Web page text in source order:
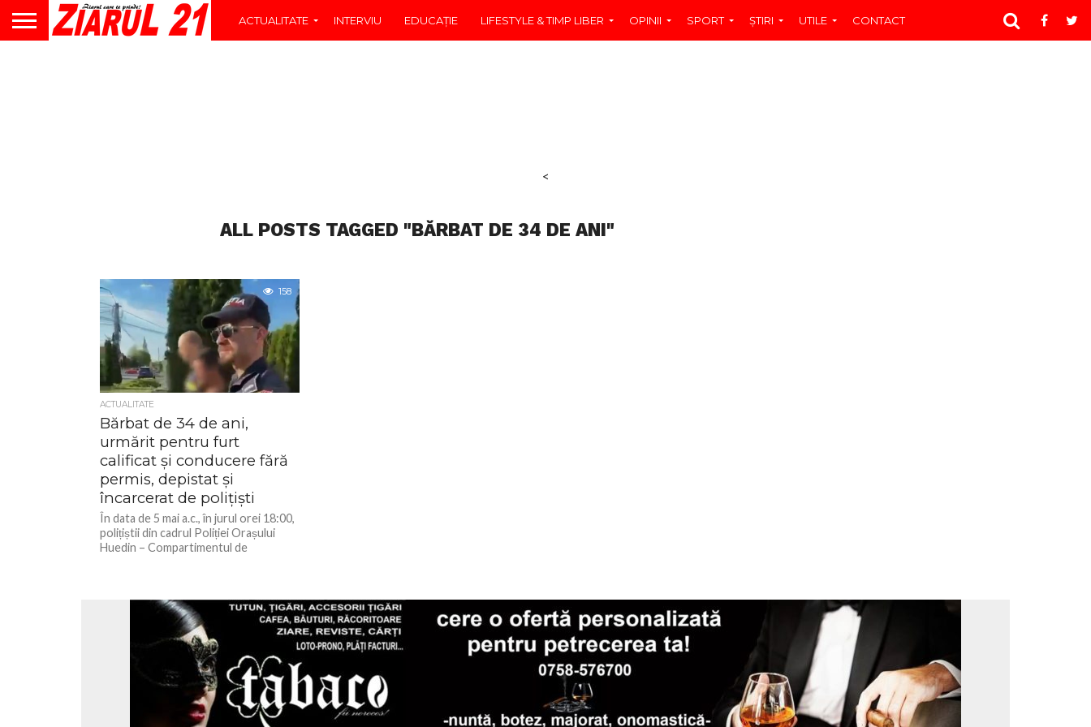
ACTUALITATE INTERVIU EDUCAŢIE LIFESTYLE & TIMP LIBER OPINII SPORT ŞTIRI UTILE CONTACT
<
ALL POSTS TAGGED "BĂRBAT DE 34 DE ANI"
158
ACTUALITATE
Bărbat de 34 de ani,
urmărit pentru furt
calificat și conducere fără
permis, depistat și
încarcerat de polițiști
În data de 5 mai a.c., în jurul orei 18:00,
polițiștii din cadrul Poliției Orașului
Huedin – Compartimentul de